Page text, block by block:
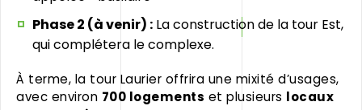
Phase 2 (à venir) : La construction de la tour Est,
qui complétera le complexe.
À terme, la tour Laurier offrira une mixité d’usages,
avec environ 700 logements et plusieurs locaux